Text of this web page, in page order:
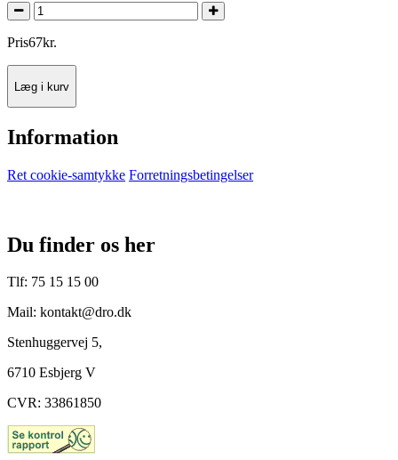
Pris67kr.
Læg i kurv
Information
Ret cookie-samtykke Forretningsbetingelser
Du finder os her
Tlf: 75 15 15 00
Mail: kontakt@dro.dk
Stenhuggervej 5,
6710 Esbjerg V
CVR: 33861850